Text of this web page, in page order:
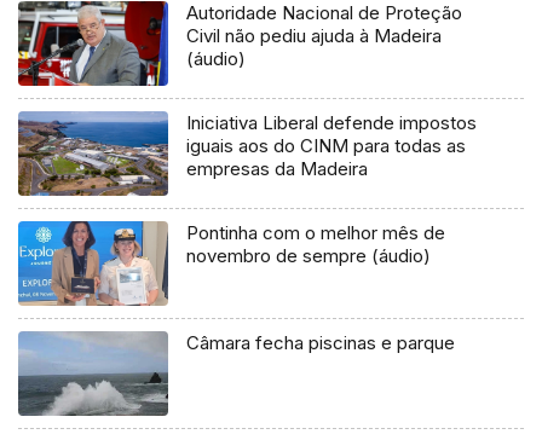
Autoridade Nacional de Proteção
Civil não pediu ajuda à Madeira
(áudio)
Iniciativa Liberal defende impostos
iguais aos do CINM para todas as
empresas da Madeira
Pontinha com o melhor mês de
novembro de sempre (áudio)
Câmara fecha piscinas e parque